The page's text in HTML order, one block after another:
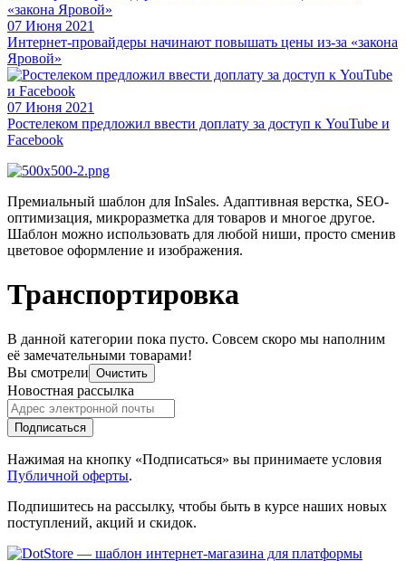
07 Июня 2021
Интернет-провайдеры начинают повышать цены из-за «закона
Яровой»
07 Июня 2021
Ростелеком предложил ввести доплату за доступ к YouTube и
Facebook
Премиальный шаблон для InSales. Адаптивная верстка, SEO-
оптимизация, микроразметка для товаров и многое другое.
Шаблон можно использовать для любой ниши, просто сменив
цветовое оформление и изображения.
Транспортировка
В данной категории пока пусто. Совсем скоро мы наполним
её замечательными товарами!
Вы смотрели Очистить
Новостная рассылка
Подписаться
Нажимая на кнопку «Подписаться» вы принимаете условия
Публичной оферты.
Подпишитесь на рассылку, чтобы быть в курсе наших новых
поступлений, акций и скидок.